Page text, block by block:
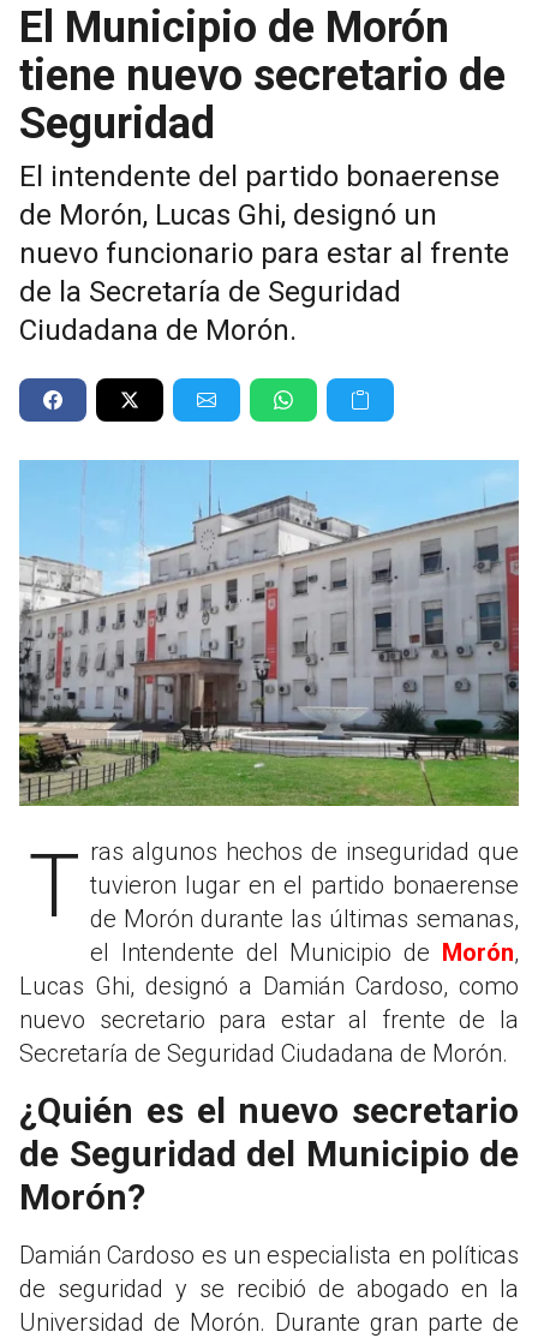
El Municipio de Morón
tiene nuevo secretario de
Seguridad
El intendente del partido bonaerense
de Morón, Lucas Ghi, designó un
nuevo funcionario para estar al frente
de la Secretaría de Seguridad
Ciudadana de Morón.
Tras algunos hechos de inseguridad que tuvieron lugar en el partido bonaerense
de Morón durante las últimas semanas,
el Intendente del Municipio de Morón,
Lucas Ghi, designó a Damián Cardoso, como
nuevo secretario para estar al frente de la
Secretaría de Seguridad Ciudadana de Morón.
¿Quién es el nuevo secretario
de Seguridad del Municipio de
Morón?
Damián Cardoso es un especialista en políticas
de seguridad y se recibió de abogado en la
Universidad de Morón. Durante gran parte de